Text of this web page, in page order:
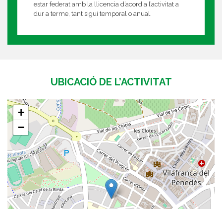
estar federat amb la llicencia d’acord a l’activitat a
dur a terme, tant sigui temporal o anual.
UBICACIÓ DE L’ACTIVITAT
+
−